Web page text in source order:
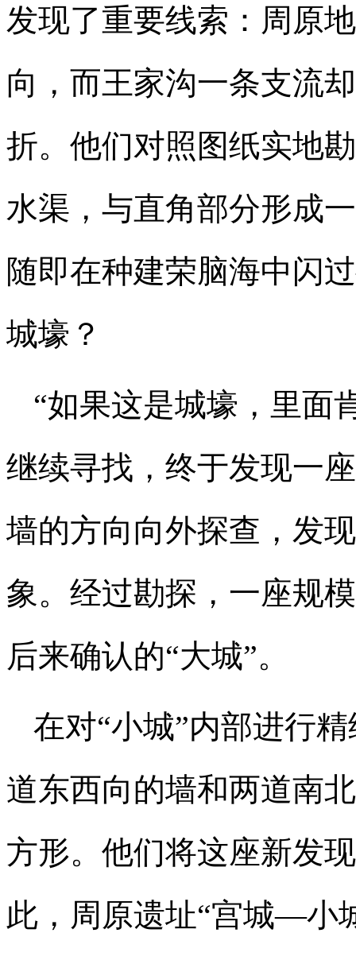
发现了重要线索：周原
向，而王家沟一条支流
折。他们对照图纸实地
水渠，与直角部分形成
随即在种建荣脑海中闪
城壕？
“如果这是城壕，里面
继续寻找，终于发现一
墙的方向向外探查，发
象。经过勘探，一座规
后来确认的“大城”。
在对“小城”内部进行
道东西向的墙和两道南
方形。他们将这座新发
此，周原遗址“宫城—小